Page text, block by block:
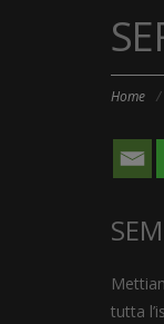
Home /
tutta